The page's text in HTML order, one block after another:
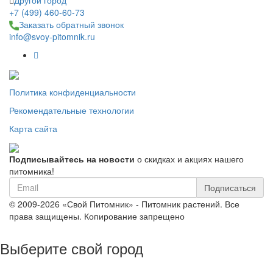
+7 (499) 460-60-73
Заказать обратный звонок
info@svoy-pitomnik.ru
Политика конфиденциальности
Рекомендательные технологии
Карта сайта
Подписывайтесь на новости о скидках и акциях нашего
питомника!
Подписаться
© 2009-2026 «Свой Питомник» - Питомник растений. Все
права защищены. Копирование запрещено
Выберите свой город